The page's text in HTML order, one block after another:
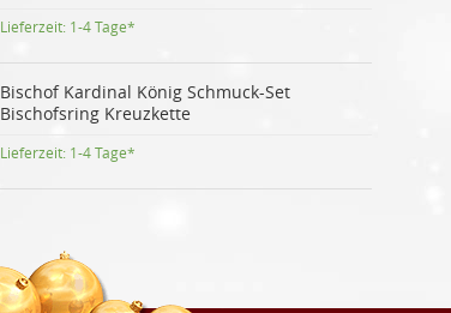
Lieferzeit: 1-4 Tage*
Bischof Kardinal König Schmuck-Set
Bischofsring Kreuzkette
Lieferzeit: 1-4 Tage*